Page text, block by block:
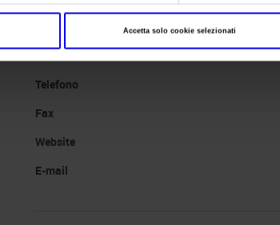
Accetta solo cookie selezionati
Segreteria organizzativa
Telefono
Fax
Website
E-mail